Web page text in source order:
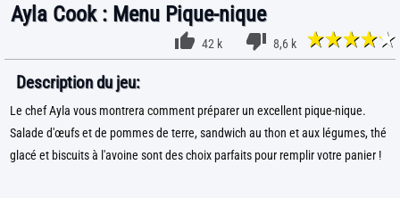
Ayla Cook : Menu Pique-nique
42 k 8,6 k
Description du jeu:
Le chef Ayla vous montrera comment préparer un excellent pique-nique.
Salade d'œufs et de pommes de terre, sandwich au thon et aux légumes, thé
glacé et biscuits à l'avoine sont des choix parfaits pour remplir votre panier !